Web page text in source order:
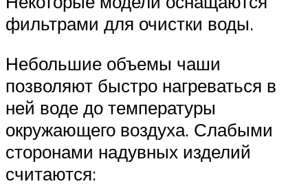
фильтрами для очистки воды.
Небольшие объемы чаши
позволяют быстро нагреваться в
ней воде до температуры
окружающего воздуха. Слабыми
сторонами надувных изделий
считаются: